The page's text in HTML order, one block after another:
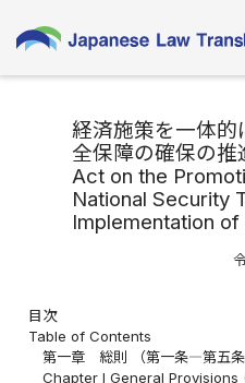
経済施策を一体的
全保障の確保の
Act on the
National Security
Implementation
目次
Table of Contents
第一章 総則 （第一条―第五条
Chapter I General Provisions